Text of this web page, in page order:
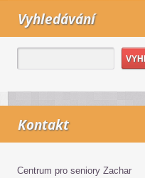
Vyhledávání
Kontakt
Centrum pro seniory Zachar